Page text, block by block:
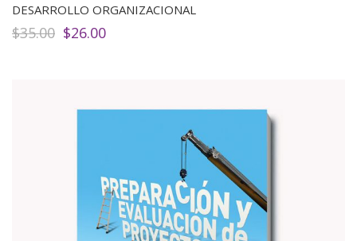
DESARROLLO ORGANIZACIONAL
$35.00 El
$26.00El